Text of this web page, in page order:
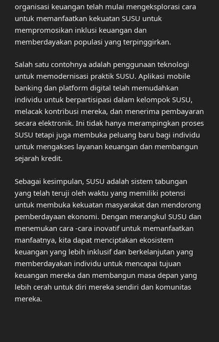
organisasi keuangan telah mulai mengeksplorasi cara
untuk memanfaatkan kekuatan SUSU untuk
mempromosikan inklusi keuangan dan
memberdayakan populasi yang terpinggirkan.
Salah satu contohnya adalah penggunaan teknologi
untuk memodernisasi praktik SUSU. Aplikasi mobile
banking dan platform digital telah memudahkan
individu untuk berpartisipasi dalam kelompok SUSU,
melacak kontribusi mereka, dan menerima pembayaran
secara elektronik. Ini tidak hanya merampingkan proses
SUSU tetapi juga membuka peluang baru bagi individu
untuk mengakses layanan keuangan dan membangun
sejarah kredit.
Sebagai kesimpulan, SUSU adalah sistem tabungan
yang telah teruji oleh waktu yang memiliki potensi
untuk membuka kekuatan masyarakat dan mendorong
pemberdayaan ekonomi. Dengan merangkul SUSU dan
menemukan cara -cara inovatif untuk memanfaatkan
manfaatnya, kita dapat menciptakan ekosistem
keuangan yang lebih inklusif dan berkelanjutan yang
memberdayakan individu untuk mencapai tujuan
keuangan mereka dan membangun masa depan yang
lebih cerah untuk diri mereka sendiri dan komunitas
mereka.